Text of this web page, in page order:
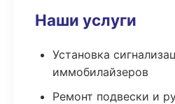
Наши услуги
Установка
иммобилайзеров
Ремонт подвески и